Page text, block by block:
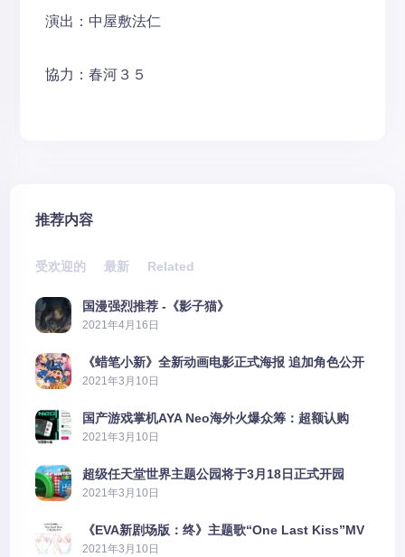
演出：中屋敷法仁
協力：春河３５
推荐内容
受欢迎的 最新 Related
国漫强烈推荐 -《影子猫》
2021年4月16日
《蜡笔小新》全新动画电影正式海报 追加角色公开
2021年3月10日
国产游戏掌机AYA Neo海外火爆众筹：超额认购
2606%
2021年3月10日
超级任天堂世界主题公园将于3月18日正式开园
2021年3月10日
《EVA新剧场版：终》主题歌“One Last Kiss”MV
公布
2021年3月10日